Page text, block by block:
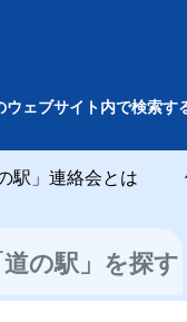
道の駅」を探す
駅」連絡会とは
ウェブサイト内で検索す